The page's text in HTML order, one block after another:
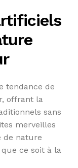
tendance de
offrant la
sans
merveilles
de nature
ce soit à la